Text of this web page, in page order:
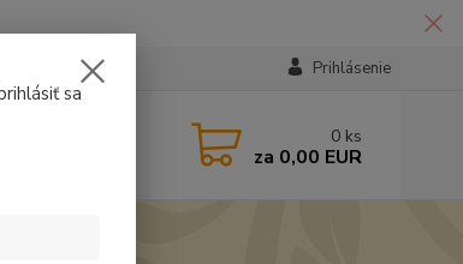
Prihlásenie
0 ks
za 0,00 EUR
sa